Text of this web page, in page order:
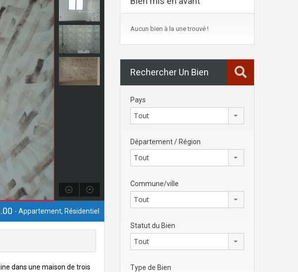
- Appartement, Résidentiel
dans une maison de trois
Aucun bien à la une trouvé !
Rechercher Un Bien
Pays
Tout
Département / Région
Tout
Commune/ville
Tout
Statut du Bien
Tout
Type de Bien